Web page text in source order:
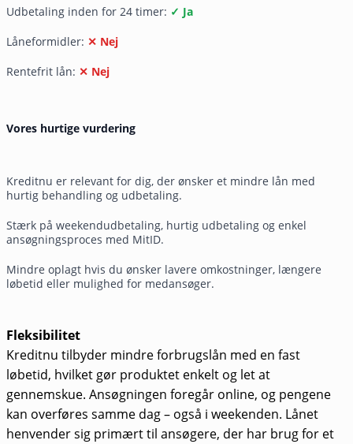
Udbetaling inden for 24 timer: ✓ Ja
Låneformidler: ✕ Nej
Rentefrit lån: ✕ Nej
Vores hurtige vurdering
Kreditnu er relevant for dig, der ønsker et mindre lån med
hurtig behandling og udbetaling.
Stærk på weekendudbetaling, hurtig udbetaling og enkel
ansøgningsproces med MitID.
Mindre oplagt hvis du ønsker lavere omkostninger, længere
løbetid eller mulighed for medansøger.
Fleksibilitet
Kreditnu tilbyder mindre forbrugslån med en fast
løbetid, hvilket gør produktet enkelt og let at
gennemskue. Ansøgningen foregår online, og pengene
kan overføres samme dag – også i weekenden. Lånet
henvender sig primært til ansøgere, der har brug for et